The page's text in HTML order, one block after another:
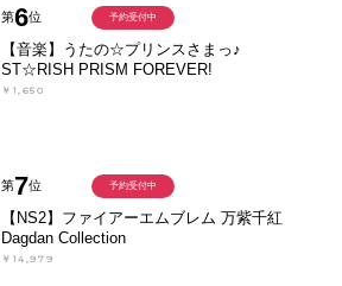
第6位
【音楽】うたの☆プリンスさまっ♪
ST☆RISH PRISM FOREVER!
￥1,650
予約受付中
第7位
【NS2】ファイアーエムブレム 万紫千紅
Dagdan Collection
￥14,979
予約受付中